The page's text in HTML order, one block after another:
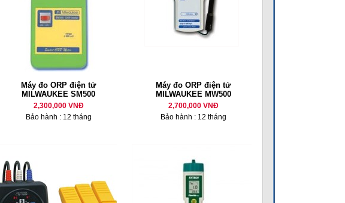
Máy đo ORP điện tử
MILWAUKEE SM500
2,300,000 VNĐ
Bảo hành : 12 tháng
Máy đo ORP điện tử
MILWAUKEE MW500
2,700,000 VNĐ
Bảo hành : 12 tháng